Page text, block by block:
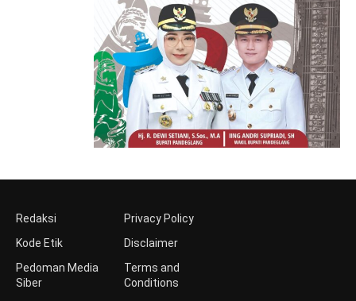
Redaksi
Kode Etik
Pedoman Media
Siber
Privacy Policy
Disclaimer
Terms and
Conditions